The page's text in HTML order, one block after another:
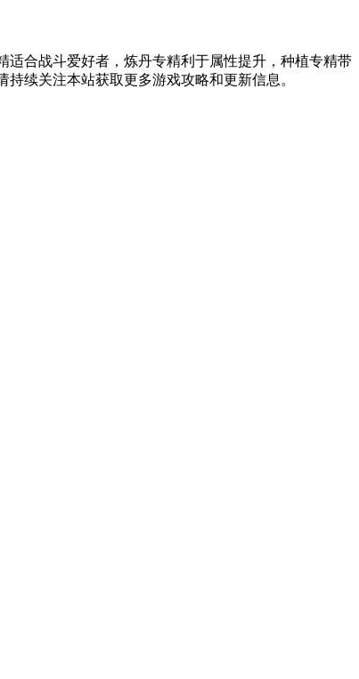
合战斗爱好者，炼丹专精利于属性提升，种植专精带
续关注本站获取更多游戏攻略和更新信息。